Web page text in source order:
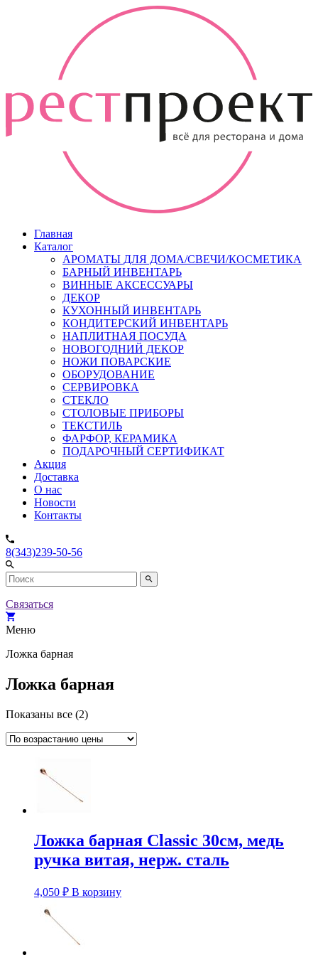
Главная
Каталог
АРОМАТЫ ДЛЯ ДОМА/СВЕЧИ/КОСМЕТИКА
БАРНЫЙ ИНВЕНТАРЬ
ВИННЫЕ АКСЕССУАРЫ
ДЕКОР
КУХОННЫЙ ИНВЕНТАРЬ
КОНДИТЕРСКИЙ ИНВЕНТАРЬ
НАПЛИТНАЯ ПОСУДА
НОВОГОДНИЙ ДЕКОР
НОЖИ ПОВАРСКИЕ
ОБОРУДОВАНИЕ
СЕРВИРОВКА
СТЕКЛО
СТОЛОВЫЕ ПРИБОРЫ
ТЕКСТИЛЬ
ФАРФОР, КЕРАМИКА
ПОДАРОЧНЫЙ СЕРТИФИКАТ
Акция
Доставка
О нас
Новости
Контакты
8(343)239-50-56
Связаться
Меню
Ложка барная
Ложка барная
Показаны все (2)
Ложка барная Classic 30см, медь
ручка витая, нерж. сталь
4,050 ₽ В корзину